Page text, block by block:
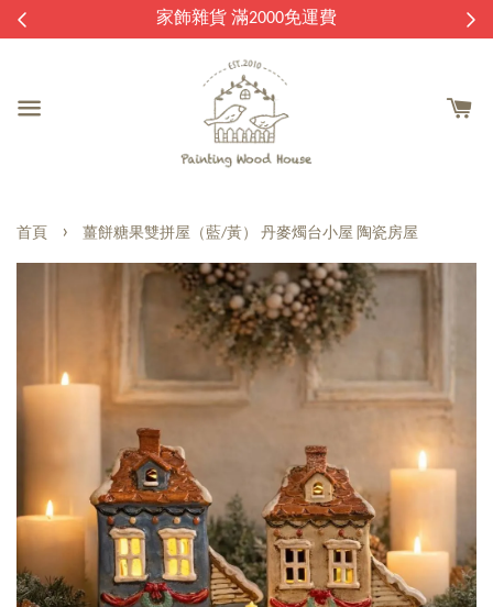
家飾雜貨 滿2000免運費
首頁 › 薑餅糖果雙拼屋（藍/黃） 丹麥燭台小屋 陶瓷房屋